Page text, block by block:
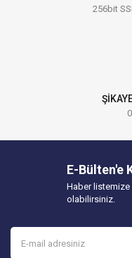
256bit
E-Bülten'e
Haber listemize
olabilirsiniz.